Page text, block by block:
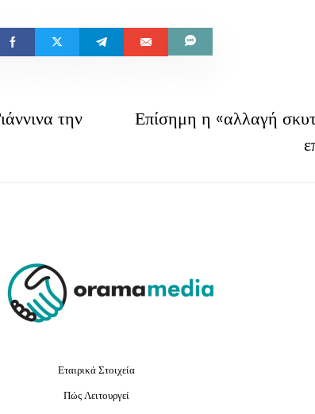
την
Επίσημη η «αλλαγή
Εταιρικά Στοιχεία
Πώς Λειτουργεί